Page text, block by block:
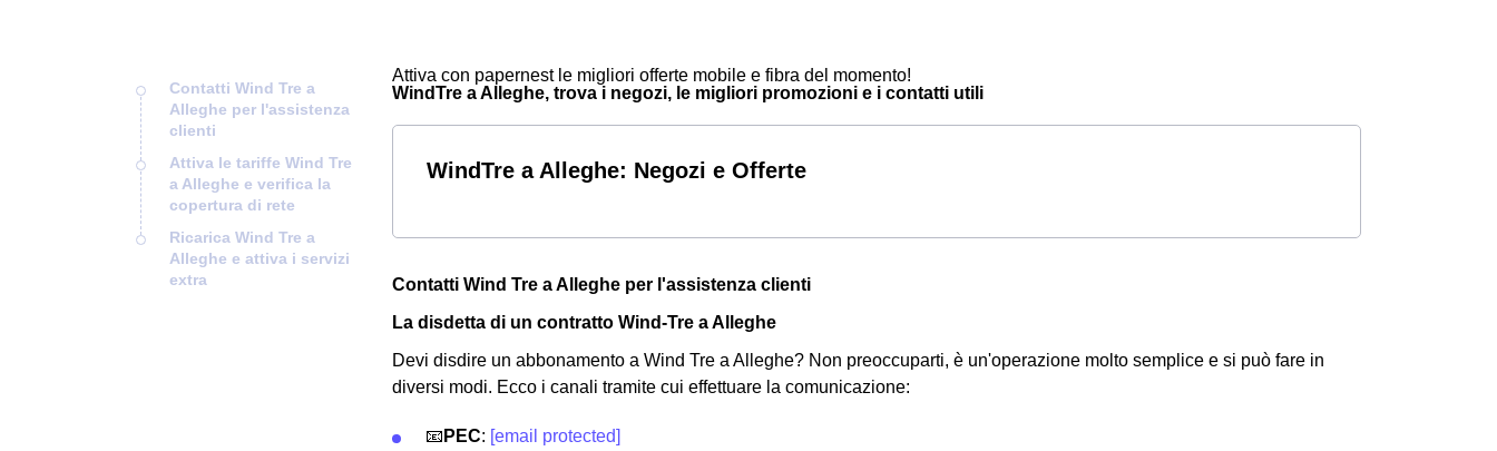
Contatti Wind Tre a
Alleghe per l'assistenza
clienti
Attiva le tariffe Wind Tre
a Alleghe e verifica la
copertura di rete
Ricarica Wind Tre a
Alleghe e attiva i servizi
extra
Attiva con papernest le migliori offerte mobile e fibra del momento!
WindTre a Alleghe, trova i negozi, le migliori promozioni e i contatti utili
WindTre a Alleghe: Negozi e Offerte
Contatti Wind Tre a Alleghe per l'assistenza clienti
La disdetta di un contratto Wind-Tre a Alleghe
Devi disdire un abbonamento a Wind Tre a Alleghe? Non preoccuparti, è un'operazione molto semplice e si può fare in
diversi modi. Ecco i canali tramite cui effettuare la comunicazione:
📧 PEC: [email protected]